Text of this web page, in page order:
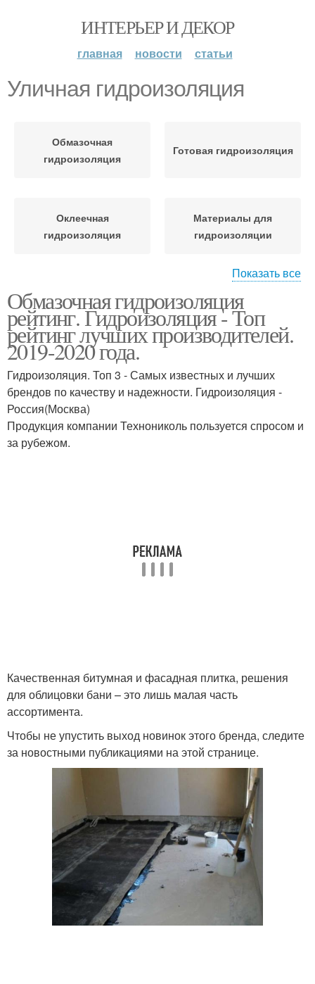
ИНТЕРЬЕР И ДЕКОР
главная новости статьи
Уличная гидроизоляция
Обмазочная
гидроизоляция
Готовая гидроизоляция
Оклеечная
гидроизоляция
Материалы для
гидроизоляции
улицы
ванной рейтинг
Показать все
Обмазочная гидроизоляция
рейтинг. Гидроизоляция - Топ
рейтинг лучших производителей.
2019-2020 года.
Гидроизоляция. Топ 3 - Самых известных и лучших
брендов по качеству и надежности. Гидроизоляция -
Россия(Москва)
Продукция компании Технониколь пользуется спросом и
за рубежом.
Качественная битумная и фасадная плитка, решения
для облицовки бани – это лишь малая часть
ассортимента.
Чтобы не упустить выход новинок этого бренда, следите
за новостными публикациями на этой странице.